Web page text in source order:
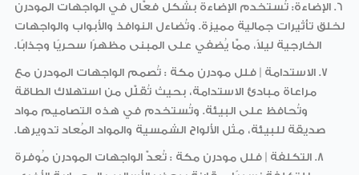
6. الإضاءة:
تُستخدم الإضاءة بشكل فعّال في الواجهات المودرن
لخلق تأثيرات جمالية مميزة. وتُضاءل النوافذ والأبواب والواجهات
الخارجية ليلاً، ممّا يُضفي على المبنى مظهرًا سحريًا وجذابًا.
7. الاستدامة | فللمودرن مكة : تُصمم الواجهات المودرن مع
مراعاة مبادئ الاستدامة، بحيث تُقلّل من استهلاك الطاقة
وتُحافظ على البيئة. وتُستخدم في هذه التصاميم مواد
صديقة للبيئة، مثل الألواح الشمسية والمواد المُعاد تدويرها.
8. التكلفة | فللمودرن مكة : تُعدّ الواجهات المودرن مُوفرة